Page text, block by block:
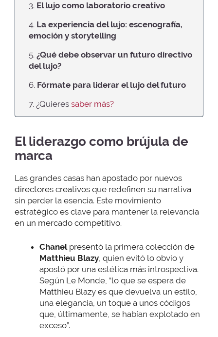
3. El lujo como laboratorio creativo
4. La experiencia del lujo: escenografía,
emoción y storytelling
5. ¿Qué debe observar un futuro directivo
del lujo?
6. Fórmate para liderar el lujo del futuro
7. ¿Quieres saber más?
El liderazgo como brújula de
marca
Las grandes casas han apostado por nuevos
directores creativos que redefinen su narrativa
sin perder la esencia. Este movimiento
estratégico es clave para mantener la relevancia
en un mercado competitivo.
Chanelpresentó la primera colección de
Matthieu Blazy , quien evitó lo obvio y
apostó por una estética más introspectiva.
Según Le Monde, “lo que se espera de
Matthieu Blazy es que devuelva un estilo,
una elegancia, un toque a unos códigos
que, últimamente, se habían explotado en
exceso”.